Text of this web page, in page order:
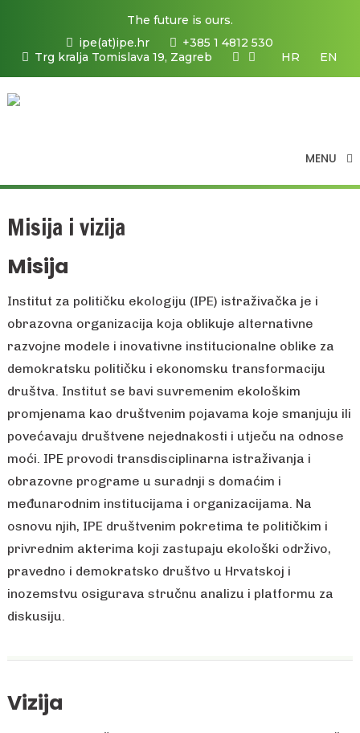
The future is ours.
ipe(at)ipe.hr
+385 1 4812 530
Trg kralja Tomislava 19, Zagreb
HR EN
MENU
Misija i vizija
Misija
Institut za političku ekologiju (IPE) istraživačka je i
obrazovna organizacija koja oblikuje alternativne
razvojne modele i inovativne institucionalne oblike za
demokratsku političku i ekonomsku transformaciju
društva. Institut se bavi suvremenim ekološkim
promjenama kao društvenim pojavama koje smanjuju ili
povećavaju društvene nejednakosti i utječu na odnose
moći. IPE provodi transdisciplinarna istraživanja i
obrazovne programe u suradnji s domaćim i
međunarodnim institucijama i organizacijama. Na
osnovu njih, IPE društvenim pokretima te političkim i
privrednim akterima koji zastupaju ekološki održivo,
pravedno i demokratsko društvo u Hrvatskoj i
inozemstvu osigurava stručnu analizu i platformu za
diskusiju.
Vizija